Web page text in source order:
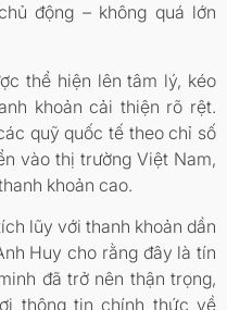
động – không quá lớn
thể hiện lên tâm lý, kéo
khoản cải thiện rõ rệt.
quỹ quốc tế theo chỉ số
vào thị trường Việt Nam,
khoản cao.
lũy với thanh khoản dần
Huy cho rằng đây là tín
đã trở nên thận trọng,
thông tin chính thức về